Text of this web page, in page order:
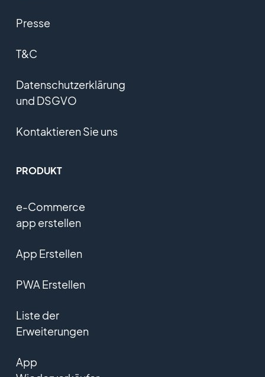
Presse
T&C
Datenschutzerklärung
und DSGVO
Kontaktieren Sie uns
PRODUKT
e-Commerce
app erstellen
App Erstellen
PWA Erstellen
Liste der
Erweiterungen
App